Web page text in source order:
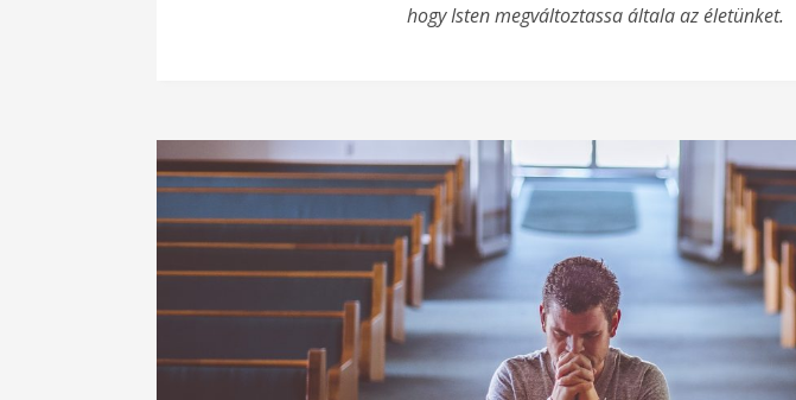
hogy Isten megváltoztassa általa az életünket.